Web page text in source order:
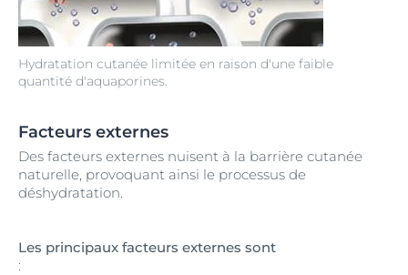
Hydratation cutanée limitée en raison d'une faible
quantité d'aquaporines.
Facteurs externes
Des facteurs externes nuisent à la barrière cutanée
naturelle, provoquant ainsi le processus de
déshydratation.
Les principaux facteurs externes sont
: